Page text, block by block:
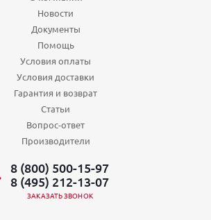
Новости
Документы
Помощь
Условия оплаты
Условия доставки
Гарантия и возврат
Статьи
Вопрос-ответ
Производители
8 (800) 500-15-97
8 (495) 212-13-07
ЗАКАЗАТЬ ЗВОНОК